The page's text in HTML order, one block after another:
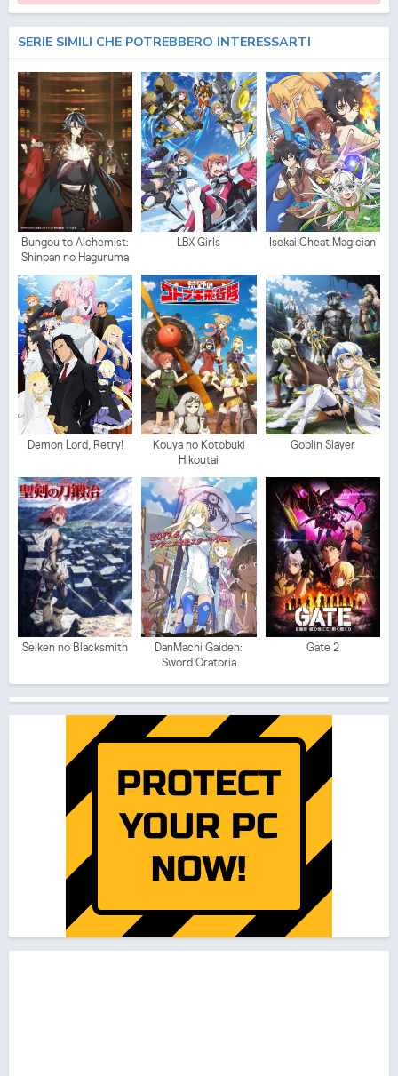
SERIE SIMILI CHE POTREBBERO INTERESSARTI
Bungou to Alchemist:
Shinpan no Haguruma
LBX Girls Isekai Cheat Magician
Demon Lord, Retry!
Kouya no Kotobuki
Hikoutai
Goblin Slayer
Seiken no Blacksmith
DanMachi Gaiden:
Sword Oratoria
Gate 2